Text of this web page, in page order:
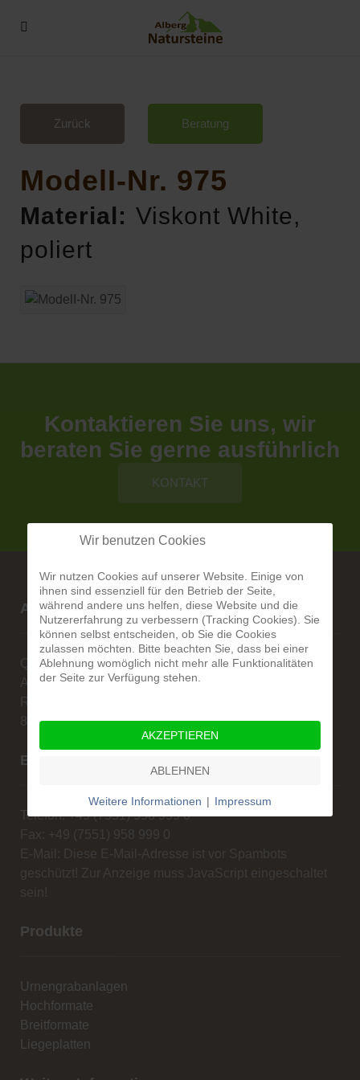
Zurück Beratung
ModelI-Nr. 975
Material: Viskont White,
poliert
Kontaktieren Sie uns, wir
beraten Sie gerne ausführlich
KONTAKT
Alberg-Natursteine
Qualität ist unsere Stärke
Alexander Alberg
Rengoldshauserstr. 1A
88662 Überlingen
Beratung und Verkauf
Telefon: +49 (7551) 958 999 0
Fax: +49 (7551) 958 999 0
E-Mail: Diese E-Mail-Adresse ist vor Spambots
geschützt! Zur Anzeige muss JavaScript eingeschaltet
sein!
Produkte
Urnengrabanlagen
Hochformate
Breitformate
Liegeplatten
Wir benutzen Cookies
Wir nutzen Cookies auf unserer Website. Einige von
ihnen sind essenziell für den Betrieb der Seite,
während andere uns helfen, diese Website und die
Nutzererfahrung zu verbessern (Tracking Cookies). Sie
können selbst entscheiden, ob Sie die Cookies
zulassen möchten. Bitte beachten Sie, dass bei einer
Ablehnung womöglich nicht mehr alle Funktionalitäten
der Seite zur Verfügung stehen.
AKZEPTIEREN
ABLEHNEN
Weitere Informationen | Impressum